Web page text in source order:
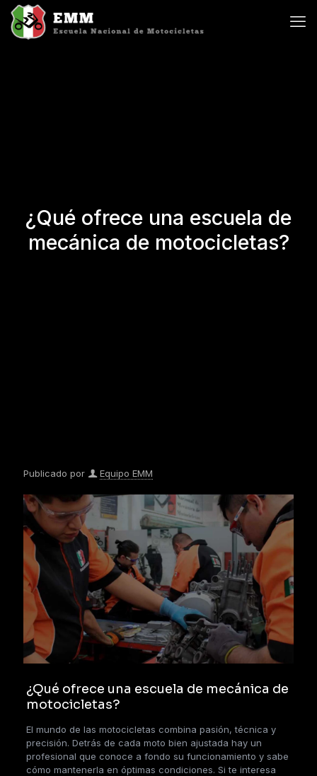
¿Qué ofrece una escuela de
mecánica de motocicletas?
Publicado por Equipo EMM
¿Qué ofrece una escuela de mecánica de
motocicletas?
El mundo de las motocicletas combina pasión, técnica y
precisión. Detrás de cada moto bien ajustada hay un
profesional que conoce a fondo su funcionamiento y sabe
cómo mantenerla en óptimas condiciones. Si te interesa